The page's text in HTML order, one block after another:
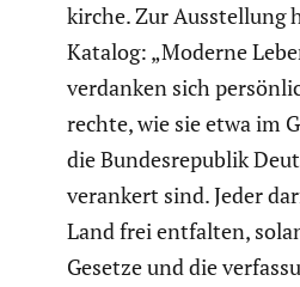
kirche. Zur Ausstel­lung
Katalog: „Moderne
verdanken sich
rechte, wie sie etwa im
die Bundes­re­pu­blik
verankert sind. Jeder
Land frei entfalten,
Gesetze und die